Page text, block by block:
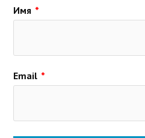
Имя *
Email *